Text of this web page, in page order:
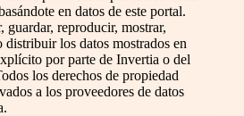
en datos de este portal.
guardar, reproducir, mostrar,
los datos mostrados en
por parte de Invertia o del
los derechos de propiedad
a los proveedores de datos